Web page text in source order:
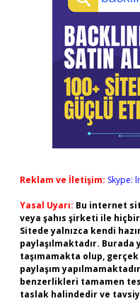
Reklam ve İletişim: Skype:
Yasal Uyarı: Bu internet
veya şahıs şirketi ile
Sitede yalnızca kendi
paylaşılmaktadır.
taşımamakta olup,
paylaşım
benzerlikleri tamamen
taslak halindedir ve